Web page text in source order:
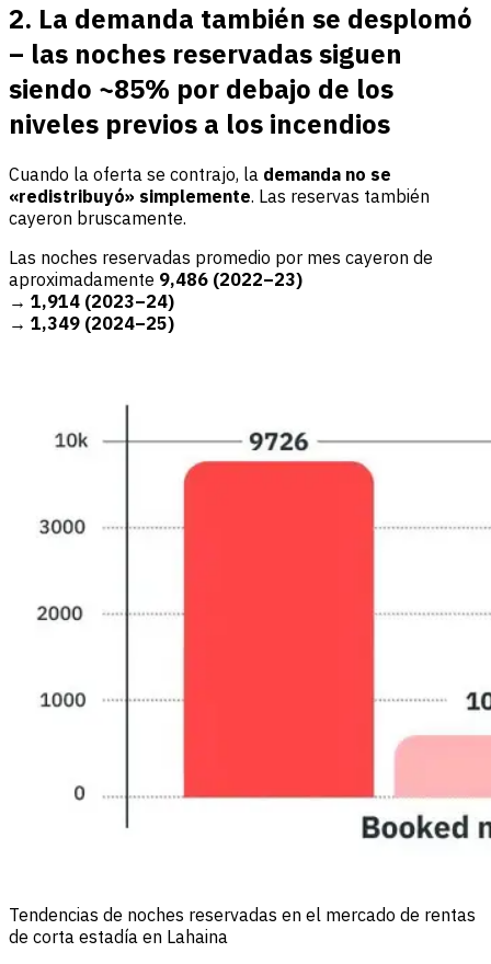
2. La demanda también se desplomó
– las noches reservadas siguen
siendo ~85% por debajo de los
niveles previos a los incendios
Cuando la oferta se contrajo, la demanda no se
«redistribuyó» simplemente. Las reservas también
cayeron bruscamente.
Las noches reservadas promedio por mes cayeron de
aproximadamente 9,486 (2022–23)
→ 1,914 (2023–24)
→ 1,349 (2024–25)
Tendencias de noches reservadas en el mercado de rentas
de corta estadía en Lahaina